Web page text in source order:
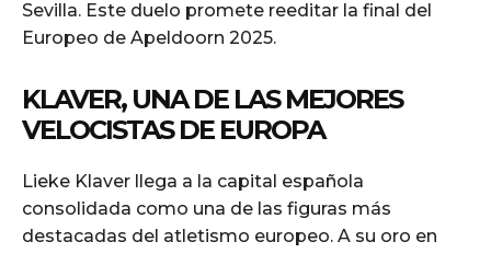
Sevilla. Este duelo promete reeditar la final del
Europeo de Apeldoorn 2025.
KLAVER, UNA DE LAS MEJORES
VELOCISTAS DE EUROPA
Lieke Klaver llega a la capital española
consolidada como una de las figuras más
destacadas del atletismo europeo. A su oro en